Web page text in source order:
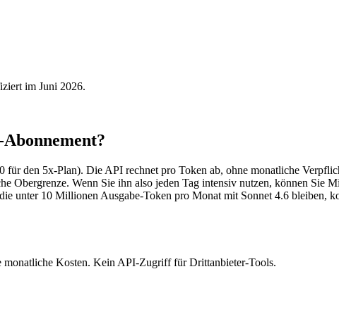
im Juni 2026.
den 5x-Plan). Die API rechnet pro Token ab, ohne monatliche
Wenn Sie ihn also jeden Tag intensiv nutzen, können Sie
unter 10 Millionen Ausgabe-Token pro Monat mit Sonnet 4.6 bleiben,
monatliche Kosten. Kein API-Zugriff für Drittanbieter-Tools.